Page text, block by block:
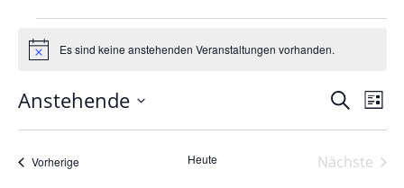
HinweisEs sind keine anstehenden Veranstaltungen vorhanden.
Suche
und
SucheListe
Anstehende
Datum
wählen.
VorherigeVeranstaltungen Heute
Nächste